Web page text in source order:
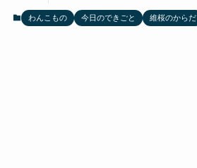
わんこもの 今日のできごと 維桜のからだ